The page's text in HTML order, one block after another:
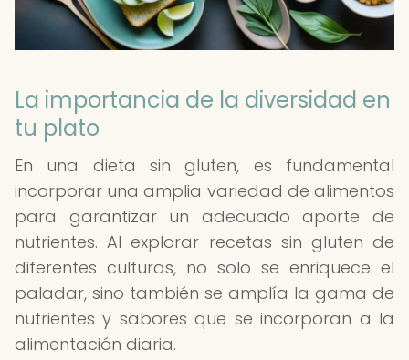
La importancia de la diversidad en
tu plato
En una dieta sin gluten, es fundamental
incorporar una amplia variedad de alimentos
para garantizar un adecuado aporte de
nutrientes. Al explorar recetas sin gluten de
diferentes culturas, no solo se enriquece el
paladar, sino también se amplía la gama de
nutrientes y sabores que se incorporan a la
alimentación diaria.